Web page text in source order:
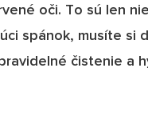
oči. To sú len
spánok, musíte si
čistenie a